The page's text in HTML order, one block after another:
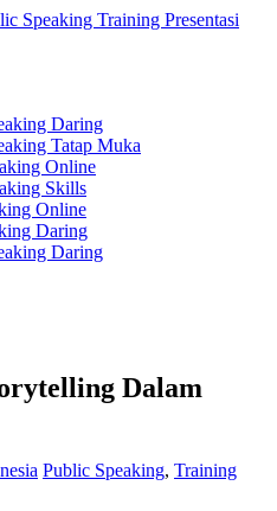
Daring
Tatap Muka
Online
Skills
Online
Daring
Daring
Dalam
Public Speaking, Training